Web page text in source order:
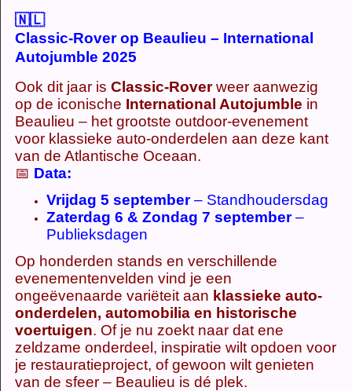
🇳🇱
Classic-Rover op Beaulieu – International
Autojumble 2025
Ook dit jaar is Classic-Roverweer aanwezig
op de iconische International Autojumble in
Beaulieu – het grootste outdoor-evenement
voor klassieke auto-onderdelen aan deze kant
van de Atlantische Oceaan.
📅 Data:
Vrijdag 5 september– Standhoudersdag
Zaterdag 6 & Zondag 7 september–
Publieksdagen
Op honderden stands en verschillende
evenementenvelden vind je een
ongeëvenaarde variëteit aan klassieke auto-
onderdelen, automobilia en historische
voertuigen. Of je nu zoekt naar dat ene
zeldzame onderdeel, inspiratie wilt opdoen voor
je restauratieproject, of gewoon wilt genieten
van de sfeer – Beaulieu is dé plek.